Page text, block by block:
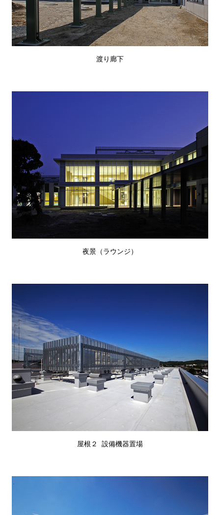
渡り廊下
夜景（ラウンジ）
屋根２ 設備機器置場